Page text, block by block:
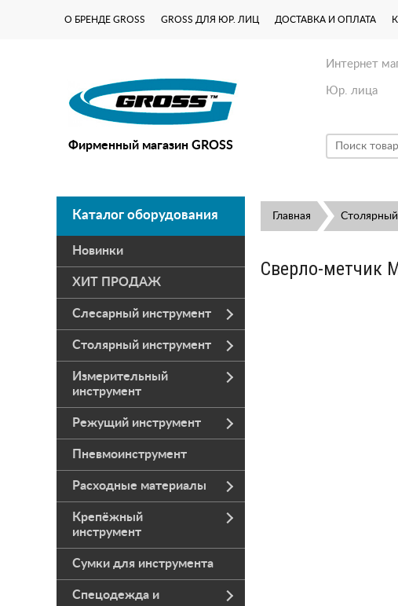
О БРЕНДЕ GROSS GROSS ДЛЯ ЮР. ЛИЦ ДОСТАВКА И ОПЛАТА
Фирменный магазин GROSS
Интернет
Юр. лица
Каталог оборудования
Новинки
ХИТ ПРОДАЖ
Слесарный инструмент
Столярный инструмент
Измерительный
инструмент
Режущий инструмент
Пневмоинструмент
Расходные материалы
Крепёжный
инструмент
Сумки для инструмента
Спецодежда и
Главная
Сверло-метчик